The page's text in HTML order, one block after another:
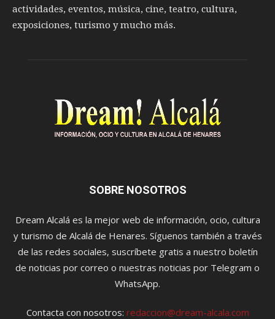
actividades, eventos, música, cine, teatro, cultura,
exposiciones, turismo y mucho más.
SOBRE NOSOTROS
Dream Alcalá es la mejor web de información, ocio, cultura
y turismo de Alcalá de Henares. Síguenos también a través
de las redes sociales, suscríbete gratis a nuestro boletín
de noticias por correo o nuestras noticias por Telegram o
WhatsApp.
Contacta con nosotros: redaccion@dream-alcala.com